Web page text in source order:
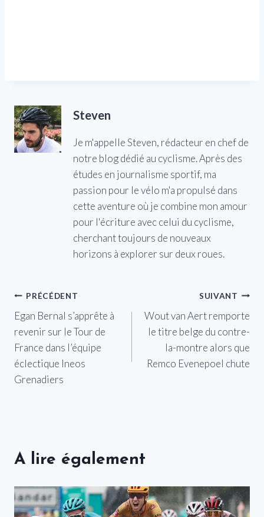
Steven
Je m'appelle Steven, rédacteur en chef de
notre blog dédié au cyclisme. Après des
études en journalisme sportif, ma
passion pour le vélo m'a propulsé dans
cette aventure où je combine mon amour
pour l'écriture avec celui du cyclisme,
cherchant toujours de nouveaux
horizons à explorer sur deux roues.
Navigation
de
l’article
PRÉCÉDENT
Egan Bernal s’apprête à
revenir sur le Tour de
France dans l’équipe
éclectique Ineos
Grenadiers
SUIVANT
Wout van Aert remporte
le titre belge du contre-
la-montre alors que
Remco Evenepoel chute
A lire également